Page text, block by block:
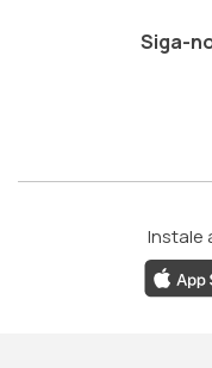
Siga-
Instale